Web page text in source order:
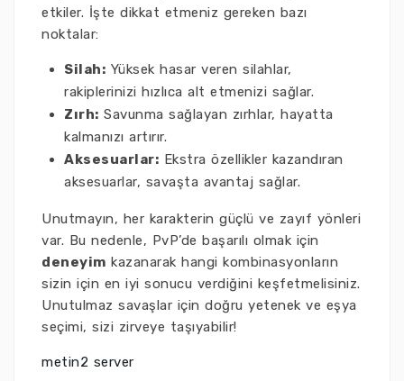
etkiler. İşte dikkat etmeniz gereken bazı
noktalar:
Silah: Yüksek hasar veren silahlar,
rakiplerinizi hızlıca alt etmenizi sağlar.
Zırh: Savunma sağlayan zırhlar, hayatta
kalmanızı artırır.
Aksesuarlar: Ekstra özellikler kazandıran
aksesuarlar, savaşta avantaj sağlar.
Unutmayın, her karakterin güçlü ve zayıf yönleri
var. Bu nedenle, PvP’de başarılı olmak için
deneyim kazanarak hangi kombinasyonların
sizin için en iyi sonucu verdiğini keşfetmelisiniz.
Unutulmaz savaşlar için doğru yetenek ve eşya
seçimi, sizi zirveye taşıyabilir!
metin2 server